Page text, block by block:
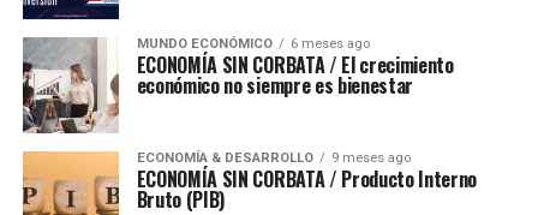
MUNDO ECONÓMICO 6 meses ago
ECONOMÍA SIN CORBATA / El crecimiento
económico no siempre es bienestar
ECONOMÍA & DESARROLLO 9 meses ago
ECONOMÍA SIN CORBATA / Producto Interno
Bruto (PIB)